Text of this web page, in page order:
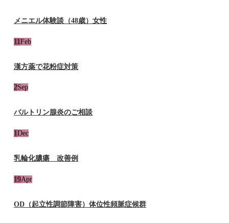
メニエル体験談（48歳）女性
11Feb
漢方薬で花粉症対策
2Sep
バルトリン腺炎のご相談
1 Dec
乳輪化膿瘍 改善例
19Apr
OD（起立性調節障害）体位性頻脈症候群